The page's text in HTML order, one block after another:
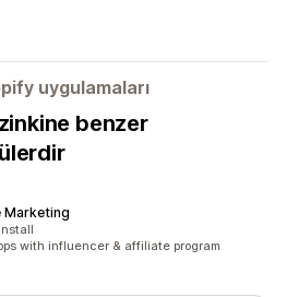
uygulamaları
benzer
with influencer & affiliate program